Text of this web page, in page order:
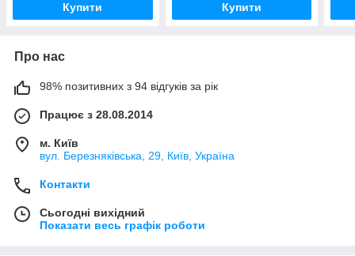
Купити Купити
Про нас
98% позитивних з 94 відгуків за рік
Працює з 28.08.2014
м. Київ
вул. Березняківська, 29, Київ, Україна
Контакти
Сьогодні вихідний
Показати весь графік роботи